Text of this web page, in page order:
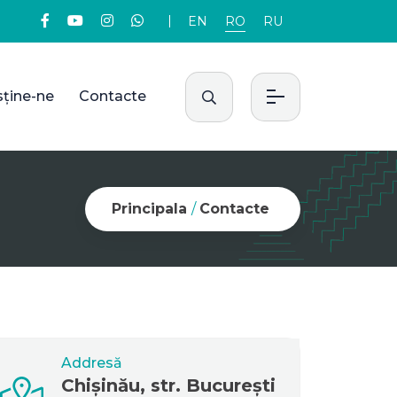
EN RO RU
ne Contacte
Principala / Contacte
Addresă
Chișinău, str. București